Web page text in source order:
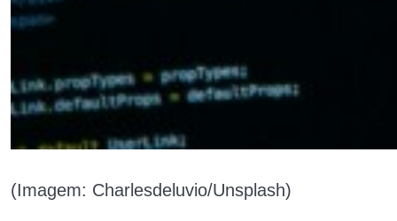
(Imagem: Charlesdeluvio/Unsplash)